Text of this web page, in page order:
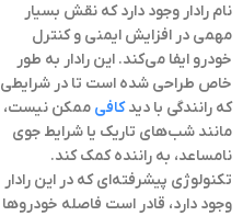
نام رادار وجود دارد که نقش بسیار
مهمی در افزایش ایمنی و کنترل
خودرو ایفا می‌کند. این رادار به طور
خاص طراحی شده است تا در شرایطی
که رانندگی با دیدکافی ممکن نیست،
مانند شب‌های تاریک یا شرایط جوی
نامساعد، به راننده کمک کند.
تکنولوژی پیشرفته‌ای که در این رادار
وجود دارد، قادر است فاصله خودروها